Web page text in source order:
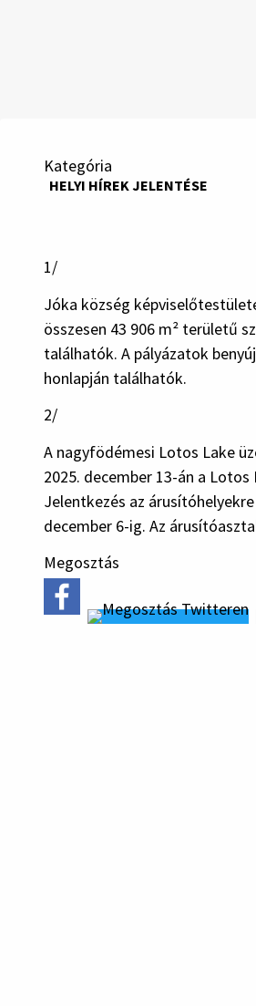
Kategória
HELYI HÍREK JELENTÉSE
1/
Jóka község
összesen 43 906 m² területű
találhatók. A pályázatok
honlapján találhatók.
2/
A nagyfödémesi Lotos Lake
2025. december 13-án a
Jelentkezés az
december 6-ig. Az
Megosztás